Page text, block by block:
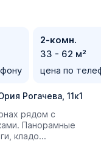
2-комн.
33 - 62 м²
цена по
Рогачева, 11к1
рядом с
Панорамные
кладо...